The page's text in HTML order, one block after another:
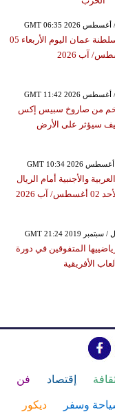
سعر الذهب في سلطنة عمان اليوم الأربعاء 05
آب 2026
من صاروخ سبيس إكس
سيؤثر على الأرض
والأجنبية أمام الريال
2026
المتفوقين في دورة
الأفريقية
إقتصاد فن
وسفر ديكور